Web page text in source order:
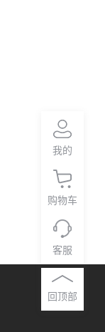
我的
购物车
客服
回顶部